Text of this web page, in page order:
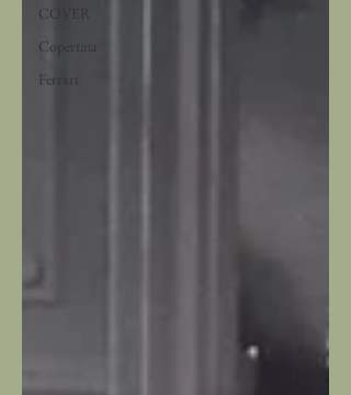
COVER
Copertina
Ferrari